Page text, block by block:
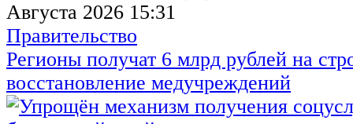
Августа 2026 15:31
Правительство
Регионы получат 6 млрд рублей на
восстановление медучреждений